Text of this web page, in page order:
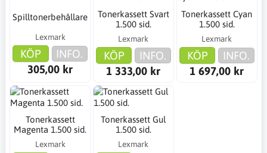
Spilltonerbehållare
Lexmark
KÖP
INFO.
305,00 kr
Tonerkassett Svart
1.500 sid.
Lexmark
KÖP
INFO.
1 333,00 kr
Tonerkassett Cyan
1.500 sid.
Lexmark
KÖP
INFO.
1 697,00 kr
Tonerkassett
Magenta 1.500 sid.
Lexmark
Tonerkassett Gul
1.500 sid.
Lexmark